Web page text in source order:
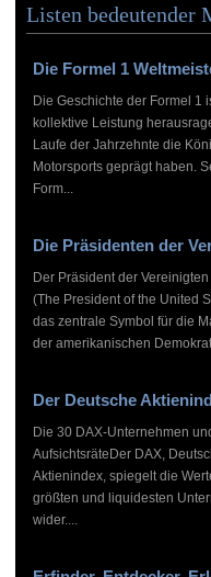
Listen bedeutender
Die Formel 1
Die Geschichte der Formel 1
kollektive Leistung
Laufe der Jahrzehnte die
Motorsports geprägt haben.
Form...
Die Präsidenten der
Der Präsident der
(The President of the United
das zentrale Symbol für die
der amerikanischen
Der Deutsche
Die 30 DAX-Unternehmen
AufsichtsräteDer DAX,
Aktienindex, spiegelt die
größten und liquidesten
wider....